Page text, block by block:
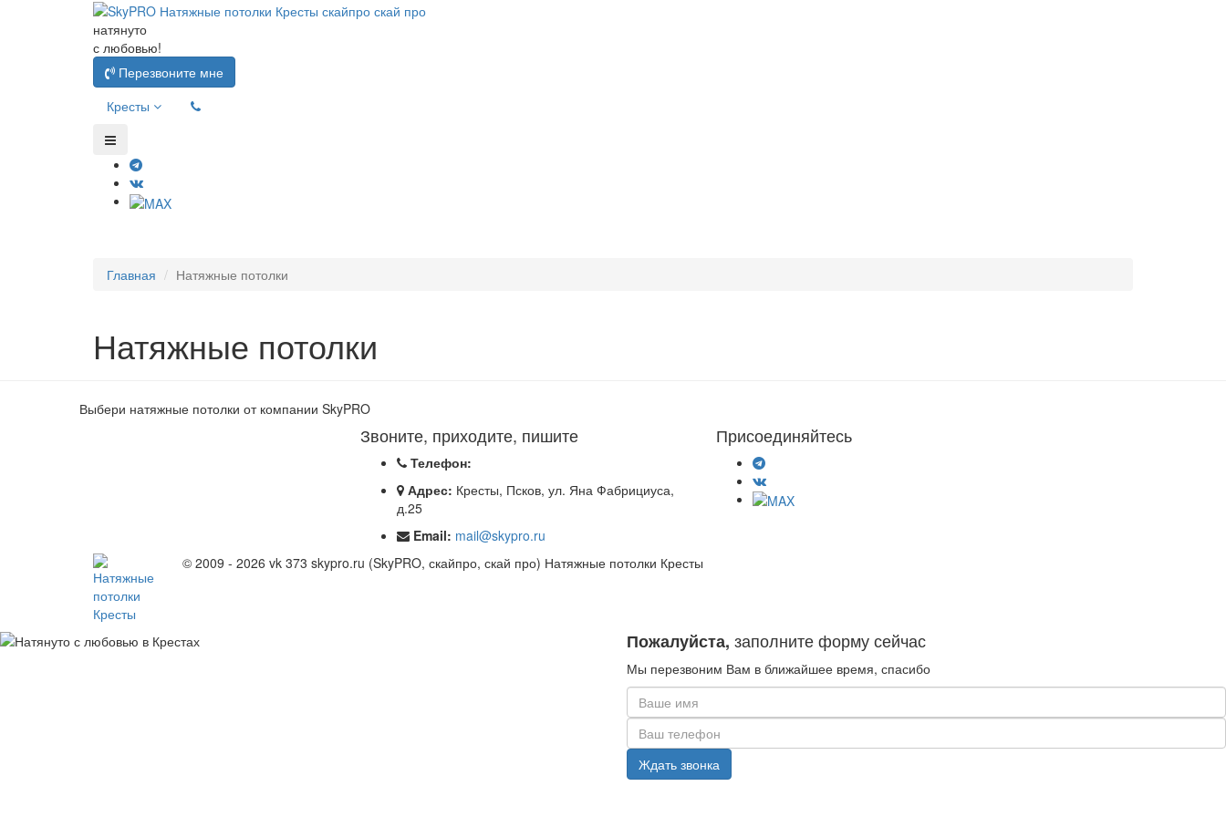
натянуто
с любовью!
Перезвоните мне
Кресты
Главная Натяжные потолки
Натяжные потолки
Выбери натяжные потолки от компании SkyPRO
Звоните, приходите, пишите
Телефон:
Адрес: Кресты, Псков, ул. Яна Фабрициуса,
д.25
Email: mail@skypro.ru
Присоединяйтесь
© 2009 - 2026 vk 373 skypro.ru (SkyPRO, скайпро, скай про) Натяжные потолки Кресты
Пожалуйста, заполните форму сейчас
Мы перезвоним Вам в ближайшее время, спасибо